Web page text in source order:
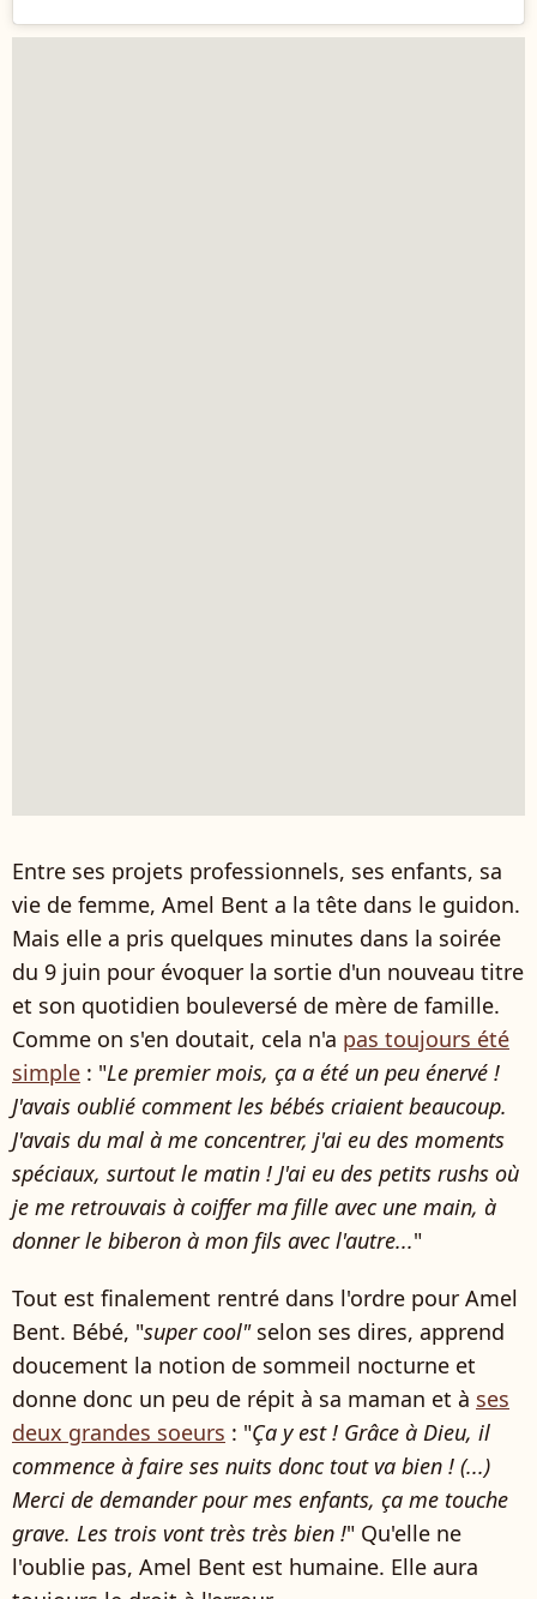
Entre ses projets professionnels, ses enfants, sa
vie de femme, Amel Bent a la tête dans le guidon.
Mais elle a pris quelques minutes dans la soirée
du 9 juin pour évoquer la sortie d'un nouveau titre
et son quotidien bouleversé de mère de famille.
Comme on s'en doutait, cela n'a pas toujours été
simple : "Le premier mois, ça a été un peu énervé !
J'avais oublié comment les bébés criaient beaucoup.
J'avais du mal à me concentrer, j'ai eu des moments
spéciaux, surtout le matin ! J'ai eu des petits rushs où
je me retrouvais à coiffer ma fille avec une main, à
donner le biberon à mon fils avec l'autre..."
Tout est finalement rentré dans l'ordre pour Amel
Bent. Bébé, "super cool"selon ses dires, apprend
doucement la notion de sommeil nocturne et
donne donc un peu de répit à sa maman et à ses
deux grandes soeurs : "​​Ça y est ! Grâce à Dieu, il
commence à faire ses nuits donc tout va bien ! (...)
Merci de demander pour mes enfants, ça me touche
grave. Les trois vont très très bien !" Qu'elle ne
l'oublie pas, Amel Bent est humaine. Elle aura